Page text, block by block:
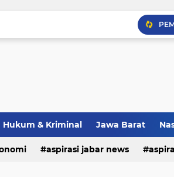
Hukum & Kriminal Jawa Barat
aspirasi jabar news